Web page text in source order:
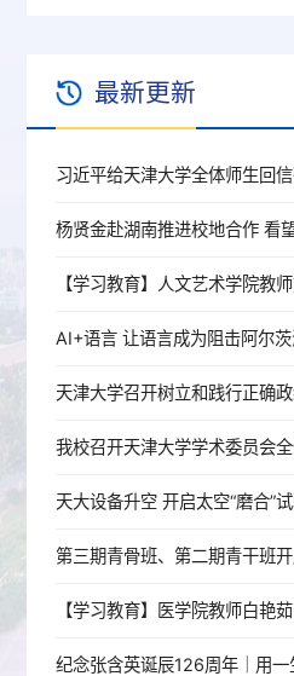
最新更新
杨贤金赴湖南推进校地合作 看
AI+语言 让语言成为阻击阿尔茨
我校召开天津大学学术委员会
天大设备升空 开启太空“磨合”